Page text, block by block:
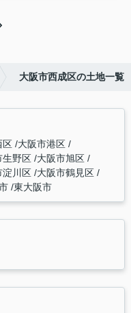
大阪市西成区の土地一覧
区 大阪市港区
生野区 大阪市旭区
淀川区 大阪市鶴見区
東大阪市